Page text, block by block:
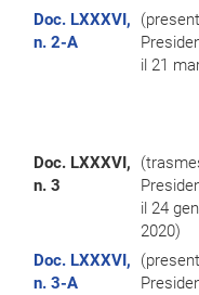
Doc. LXXXVI,
n. 2-A
il 21
Doc. LXXXVI,
n. 3
il 24
2020)
Doc. LXXXVI,
n. 3-A